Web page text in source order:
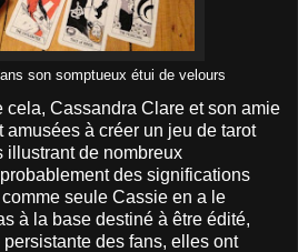
son somptueux étui de velours
cela, Cassandra Clare et son amie
à créer un jeu de tarot
illustrant de nombreux
des significations
seule Cassie en a le
à la base destiné à être édité,
des fans, elles ont